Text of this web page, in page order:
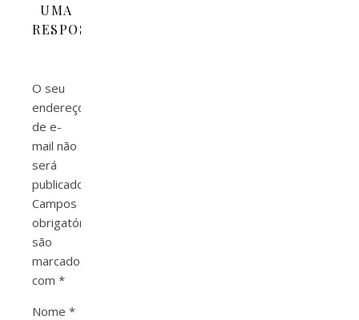
UMA
RESPOSTA
O seu
endereço
de e-
mail não
será
publicado.
Campos
obrigatórios
são
marcados
com *
Nome *